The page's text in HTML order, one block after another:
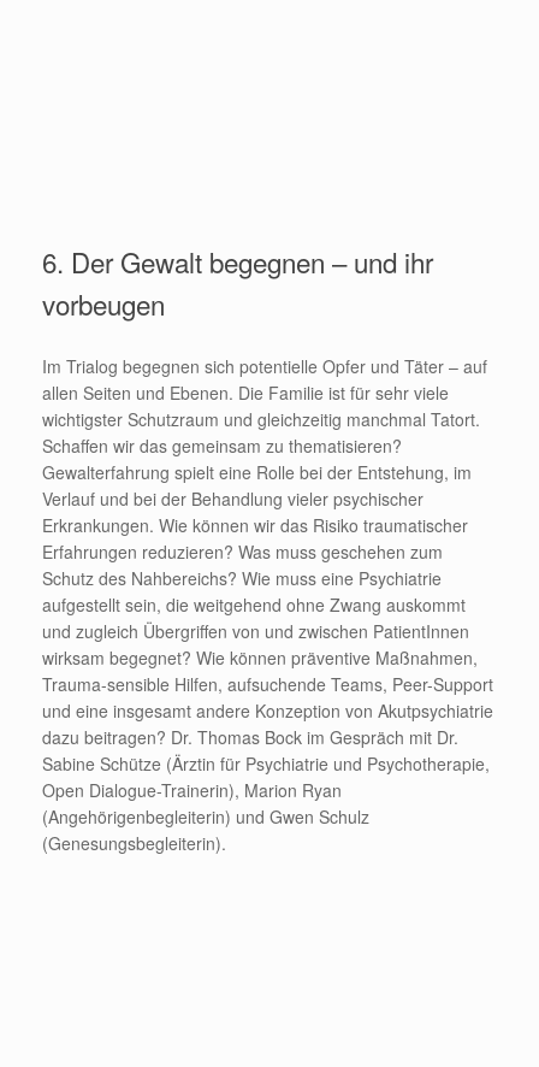
6. Der Gewalt begegnen – und ihr
vorbeugen
Im Trialog begegnen sich potentielle Opfer und Täter – auf
allen Seiten und Ebenen. Die Familie ist für sehr viele
wichtigster Schutzraum und gleichzeitig manchmal Tatort.
Schaffen wir das gemeinsam zu thematisieren?
Gewalterfahrung spielt eine Rolle bei der Entstehung, im
Verlauf und bei der Behandlung vieler psychischer
Erkrankungen. Wie können wir das Risiko traumatischer
Erfahrungen reduzieren? Was muss geschehen zum
Schutz des Nahbereichs? Wie muss eine Psychiatrie
aufgestellt sein, die weitgehend ohne Zwang auskommt
und zugleich Übergriffen von und zwischen PatientInnen
wirksam begegnet? Wie können präventive Maßnahmen,
Trauma-sensible Hilfen, aufsuchende Teams, Peer-Support
und eine insgesamt andere Konzeption von Akutpsychiatrie
dazu beitragen? Dr. Thomas Bock im Gespräch mit Dr.
Sabine Schütze (Ärztin für Psychiatrie und Psychotherapie,
Open Dialogue-Trainerin), Marion Ryan
(Angehörigenbegleiterin) und Gwen Schulz
(Genesungsbegleiterin).